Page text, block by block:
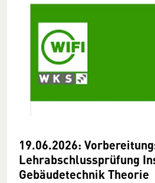
19.06.2026:
Lehrabschlussprüfung
Gebäudetechnik Theorie